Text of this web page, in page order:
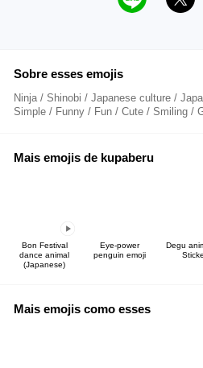
Sobre esses emojis
Ninja / Shinobi / Japanese culture /
Simple / Funny / Fun / Cute / Smiling /
Mais emojis de kupaberu
Bon Festival
dance animal
(Japanese)
Eye-power
penguin emoji
Degu
Mais emojis como esses